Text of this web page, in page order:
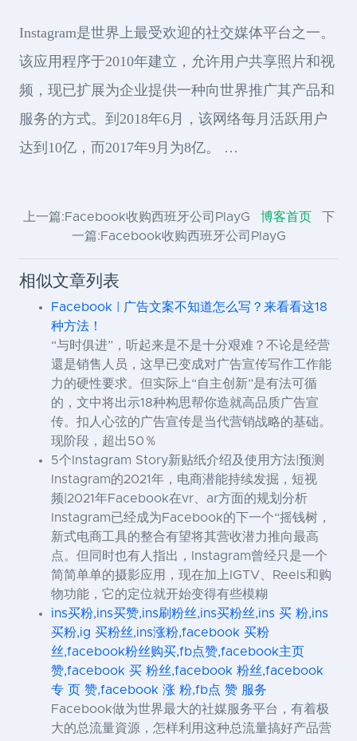
Instagram是世界上最受欢迎的社交媒体平台之一。
该应用程序于2010年建立，允许用户共享照片和视
频，现已扩展为企业提供一种向世界推广其产品和
服务的方式。到2018年6月，该网络每月活跃用户
达到10亿，而2017年9月为8亿。 …
上一篇:Facebook收购西班牙公司PlayG 博客首页
下
一篇:Facebook收购西班牙公司PlayG
相似文章列表
Facebook | 广告文案不知道怎么写？来看看这18
种方法！
“与时俱进”，听起来是不是十分艰难？不论是经营
還是销售人员，这早已变成对广告宣传写作工作能
力的硬性要求。但实际上“自主创新”是有法可循
的，文中将出示18种构思帮你造就高品质广告宣
传。扣人心弦的广告宣传是当代营销战略的基础。
现阶段，超出50％
5个Instagram Story新贴纸介绍及使用方法|预测
Instagram的2021年，电商潜能持续发掘，短视
频|2021年Facebook在vr、ar方面的规划分析
Instagram已经成为Facebook的下一个“摇钱树，
新式电商工具的整合有望将其营收潜力推向最高
点。但同时也有人指出，Instagram曾经只是一个
简简单单的摄影应用，现在加上IGTV、Reels和购
物功能，它的定位就开始变得有些模糊
ins买粉,ins买赞,ins刷粉丝,ins买粉丝,ins 买 粉,ins
买粉,ig 买粉丝,ins涨粉,facebook 买粉
丝,facebook粉丝购买,fb点赞,facebook主页
赞,facebook 买 粉丝,facebook 粉丝,facebook
专 页 赞,facebook 涨 粉,fb点 赞 服务
Facebook做为世界最大的社媒服务平台，有着极
大的总流量資源，怎样利用这种总流量搞好产品营